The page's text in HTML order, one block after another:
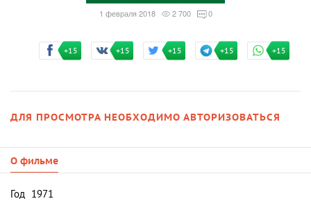
1 февраля 2018 2 700 0
+15 +15 +15 +15 +15
ДЛЯ ПРОСМОТРА НЕОБХОДИМО АВТОРИЗОВАТЬСЯ
О фильме
Год 1971